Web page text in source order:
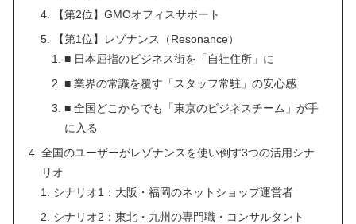
【第2位】GMOオフィスサポート
【第1位】レゾナンス（Resonance）
■ 日本屈指のビジネス街を「自社住所」に
■ 業界の常識を覆す「スタッフ常駐」の安心感
■ 全国どこからでも「東京のビジネスチーム」が手
に入る
全国のユーザーがレゾナンスを使い倒す3つの活用シナ
リオ
シナリオ1：大阪・福岡のネットショップ運営者
シナリオ2：東北・九州の専門職・コンサルタント